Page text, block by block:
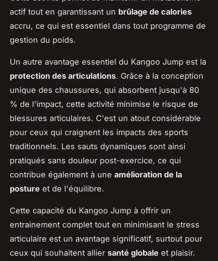
actif tout en garantissant un brûlage de calories
accru, ce qui est essentiel dans tout programme de
gestion du poids.
Un autre avantage essentiel du Kangoo Jump est la
protection des articulations. Grâce à la conception
unique des chaussures, qui absorbent jusqu'à 80
% de l'impact, cette activité minimise le risque de
blessures articulaires. C'est un atout considérable
pour ceux qui craignent les impacts des sports
traditionnels. Les sauts dynamiques sont ainsi
pratiqués sans douleur post-exercice, ce qui
contribue également à une amélioration de la
posture et de l'équilibre.
Cette capacité du Kangoo Jump à offrir un
entrainement complet tout en minimisant le stress
articulaire est un avantage significatif, surtout pour
ceux qui souhaitent allier santé globale et plaisir.